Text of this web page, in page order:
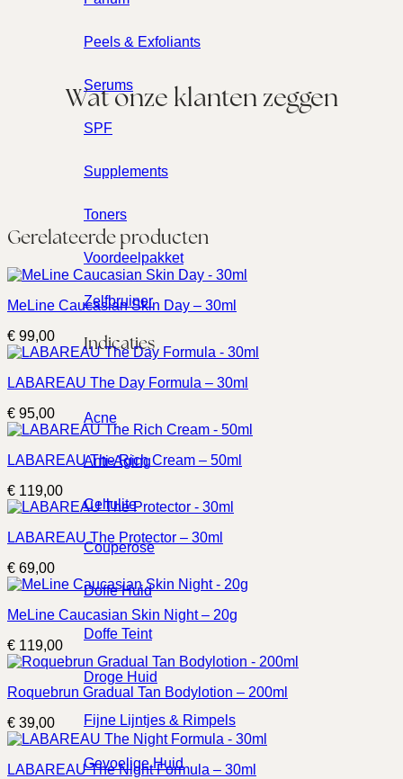
Peels & Exfoliants
Serums
SPF
Supplements
Toners
Voordeelpakket
Zelfbruiner
Indicaties
Acne
Anti-Aging
Cellulite
Couperose
Doffe Huid
Doffe Teint
Droge Huid
Fijne Lijntjes & Rimpels
Gevoelige Huid
Wat onze klanten zeggen
Gerelateerde producten
MeLine Caucasian Skin Day – 30ml
€ 99,00
LABAREAU The Day Formula – 30ml
€ 95,00
LABAREAU The Rich Cream – 50ml
€ 119,00
LABAREAU The Protector – 30ml
€ 69,00
MeLine Caucasian Skin Night – 20g
€ 119,00
Roquebrun Gradual Tan Bodylotion – 200ml
€ 39,00
LABAREAU The Night Formula – 30ml